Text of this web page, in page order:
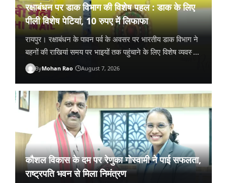
रक्षाबंधन पर डाक विभाग की विशेष पहल : डाक के लिए
पीली विशेष पेटियां, 10 रुपए में लिफाफा
रायपुर। रक्षाबंधन के पावन पर्व के अवसर पर भारतीय डाक विभाग ने
बहनों की राखियां समय पर भाइयों तक पहुंचाने के लिए विशेष व्यवस्था
की है। विभाग द्वारा तैयार विशेष…
ByMohan Rao August 7, 2026
कौशल विकास के दम पर रेणुका गोस्वामी ने पाई सफलता,
राष्ट्रपति भवन से मिला निमंत्रण